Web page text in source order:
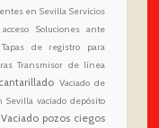
en Sevilla Servicios
Soluciones ante
Tapas de registro para
Transmisor de línea
Vaciado de
Sevilla vaciado depósito
Vaciado pozos ciegos